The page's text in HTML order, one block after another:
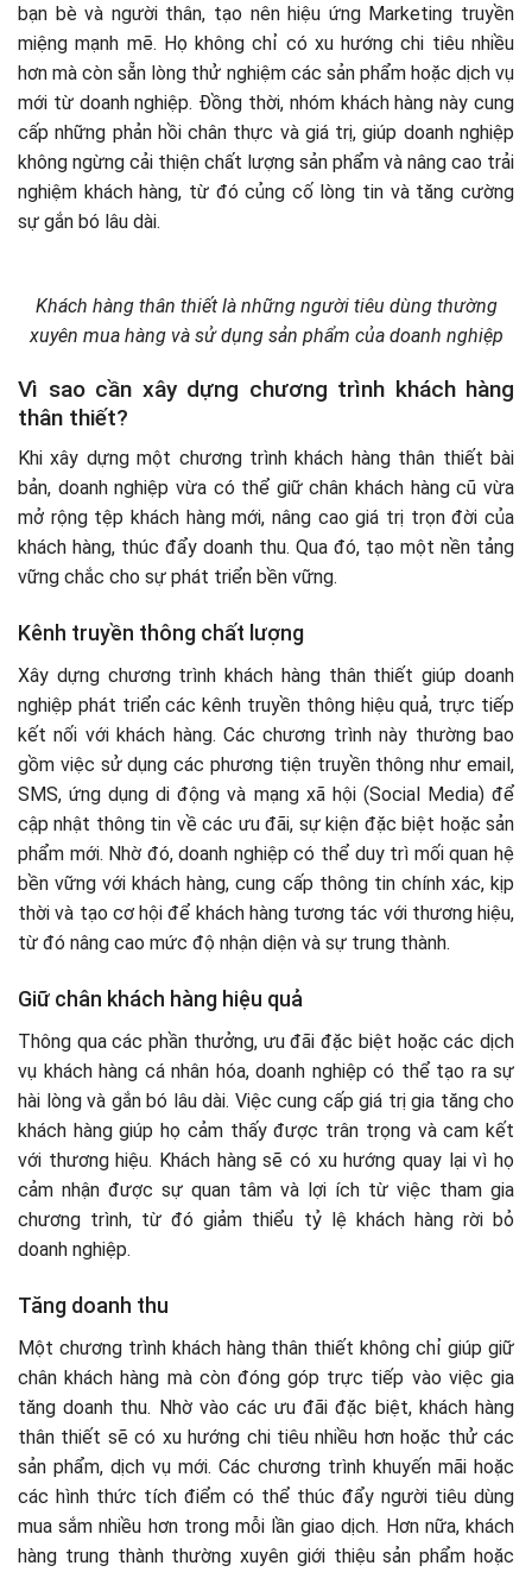
bạn bè và người thân, tạo nên hiệu ứng Marketing truyền
miệng mạnh mẽ. Họ không chỉ có xu hướng chi tiêu nhiều
hơn mà còn sẵn lòng thử nghiệm các sản phẩm hoặc dịch vụ
mới từ doanh nghiệp. Đồng thời, nhóm khách hàng này cung
cấp những phản hồi chân thực và giá trị, giúp doanh nghiệp
không ngừng cải thiện chất lượng sản phẩm và nâng cao trải
nghiệm khách hàng, từ đó củng cố lòng tin và tăng cường
sự gắn bó lâu dài.
Khách hàng thân thiết là những người tiêu dùng thường
xuyên mua hàng và sử dụng sản phẩm của doanh nghiệp
Vì sao cần xây dựng chương trình khách hàng
thân thiết?
Khi xây dựng một chương trình khách hàng thân thiết bài
bản, doanh nghiệp vừa có thể giữ chân khách hàng cũ vừa
mở rộng tệp khách hàng mới, nâng cao giá trị trọn đời của
khách hàng, thúc đẩy doanh thu. Qua đó, tạo một nền tảng
vững chắc cho sự phát triển bền vững.
Kênh truyền thông chất lượng
Xây dựng chương trình khách hàng thân thiết giúp doanh
nghiệp phát triển các kênh truyền thông hiệu quả, trực tiếp
kết nối với khách hàng. Các chương trình này thường bao
gồm việc sử dụng các phương tiện truyền thông như email,
SMS, ứng dụng di động và mạng xã hội (Social Media) để
cập nhật thông tin về các ưu đãi, sự kiện đặc biệt hoặc sản
phẩm mới. Nhờ đó, doanh nghiệp có thể duy trì mối quan hệ
bền vững với khách hàng, cung cấp thông tin chính xác, kịp
thời và tạo cơ hội để khách hàng tương tác với thương hiệu,
từ đó nâng cao mức độ nhận diện và sự trung thành.
Giữ chân khách hàng hiệu quả
Thông qua các phần thưởng, ưu đãi đặc biệt hoặc các dịch
vụ khách hàng cá nhân hóa, doanh nghiệp có thể tạo ra sự
hài lòng và gắn bó lâu dài. Việc cung cấp giá trị gia tăng cho
khách hàng giúp họ cảm thấy được trân trọng và cam kết
với thương hiệu. Khách hàng sẽ có xu hướng quay lại vì họ
cảm nhận được sự quan tâm và lợi ích từ việc tham gia
chương trình, từ đó giảm thiểu tỷ lệ khách hàng rời bỏ
doanh nghiệp.
Tăng doanh thu
Một chương trình khách hàng thân thiết không chỉ giúp giữ
chân khách hàng mà còn đóng góp trực tiếp vào việc gia
tăng doanh thu. Nhờ vào các ưu đãi đặc biệt, khách hàng
thân thiết sẽ có xu hướng chi tiêu nhiều hơn hoặc thử các
sản phẩm, dịch vụ mới. Các chương trình khuyến mãi hoặc
các hình thức tích điểm có thể thúc đẩy người tiêu dùng
mua sắm nhiều hơn trong mỗi lần giao dịch. Hơn nữa, khách
hàng trung thành thường xuyên giới thiệu sản phẩm hoặc